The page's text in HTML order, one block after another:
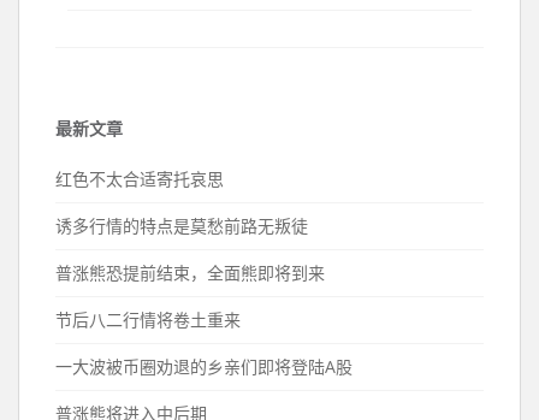
最新文章
红色不太合适寄托哀思
诱多行情的特点是莫愁前路无叛徒
普涨熊恐提前结束，全面熊即将到来
节后八二行情将卷土重来
一大波被币圈劝退的乡亲们即将登陆A股
普涨熊将进入中后期